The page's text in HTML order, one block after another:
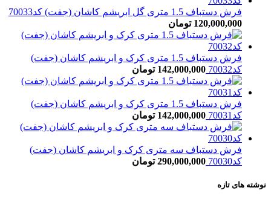
فرش دستباف 1.5 متری گل ابریشم کاشان (جفت) کد70033
120,000,000 تومان
فرش دستباف 1.5 متری کرک و ابریشم کاشان (جفت)
کد70032
142,000,000 تومان
فرش دستباف 1.5 متری کرک و ابریشم کاشان (جفت)
کد70031
142,000,000 تومان
فرش دستباف سه متری کرک و ابریشم کاشان (جفت)
کد70030
290,000,000 تومان
نوشته های تازه